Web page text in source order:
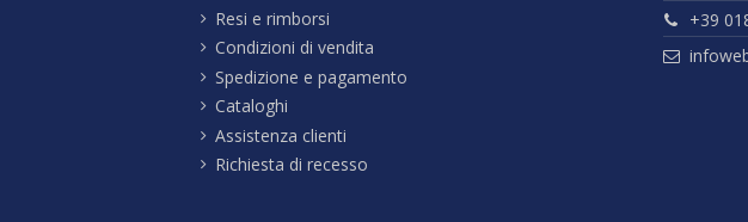
Resi e rimborsi
Condizioni di vendita
Spedizione e pagamento
Cataloghi
Assistenza clienti
Richiesta di recesso
+39